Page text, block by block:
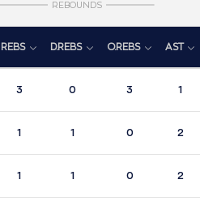
REBOUNDS
REBS D.REBS O.REBS AST
3 0 3 1
1 1 0 2
1 1 0 2